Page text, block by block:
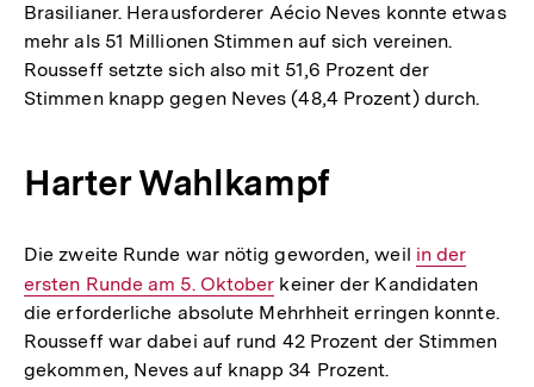
Brasilianer. Herausforderer Aécio Neves konnte etwas
mehr als 51 Millionen Stimmen auf sich vereinen.
Rousseff setzte sich also mit 51,6 Prozent der
Stimmen knapp gegen Neves (48,4 Prozent) durch.
Harter Wahlkampf
Die zweite Runde war nötig geworden, weil Interner
Link:
in der
ersten Runde am 5. Oktober keiner der Kandidaten
die erforderliche absolute Mehrhheit erringen konnte.
Rousseff war dabei auf rund 42 Prozent der Stimmen
gekommen, Neves auf knapp 34 Prozent.